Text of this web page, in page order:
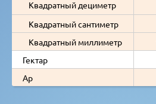
Квадратный дециметр
Квадратный сантиметр
Квадратный миллиметр
Гектар
Ар